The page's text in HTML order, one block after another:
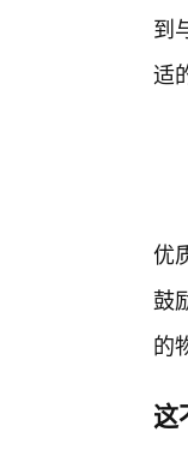
到
适
优
鼓
的
这